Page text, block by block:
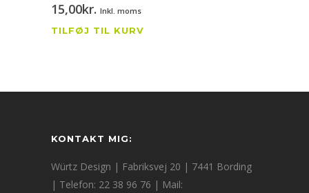
15,00kr. Inkl. moms
TILFØJ TIL KURV
KONTAKT MIG:
Würtz Design | Fabriksvej 20 | 7441 Bording
| Telefon: 22 38 96 76 | Mail: